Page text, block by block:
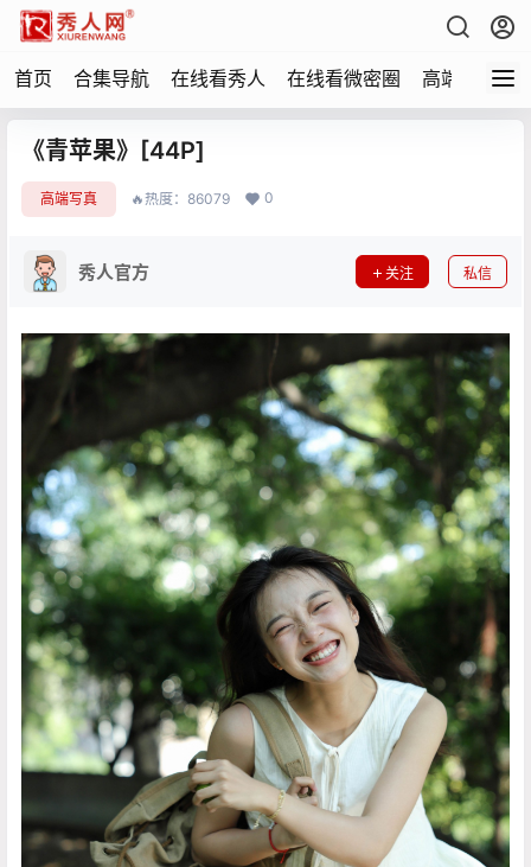
首页 合集导航 在线看秀人 在线看微密圈 高端写真
《青苹果》[44P]
高端写真 🔥热度：86079 0
秀人官方 关注 私信